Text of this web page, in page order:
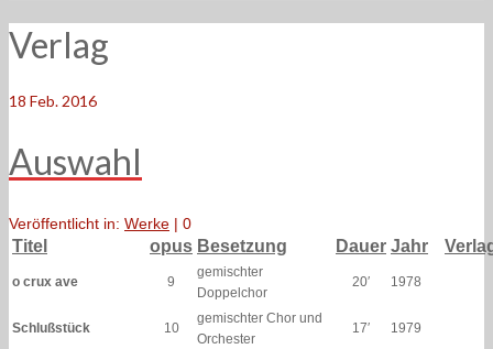
Verlag
18 Feb. 2016
Auswahl
Veröffentlicht in: Werke | 0
Titel opus Besetzung Dauer Jahr
o crux ave 9
gemischter
Doppelchor
20′ 1978
Schlußstück 10
gemischter Chor und
Orchester
17′ 1979